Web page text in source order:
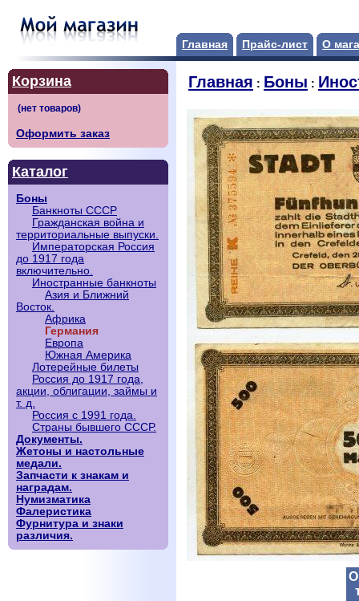
Главная Прайс-лист О
Корзина
Оформить заказ
Каталог
Боны
Банкноты СССР
Гражданская война и
территориальные выпуски.
Императорская Россия
до 1917 года
включительно.
Иностранные банкноты
Азия и Ближний
Восток.
Африка
Германия
Европа
Южная Америка
Лотерейные билеты
Россия до 1917 года,
акции, облигации, займы и
т. д.
Россия с 1991 года.
Страны бывшего СССР.
Документы.
Жетоны и настольные
медали.
Запчасти к знакам и
наградам.
Нумизматика
Фалеристика
Фурнитура и знаки
различия.
Главная : Боны :